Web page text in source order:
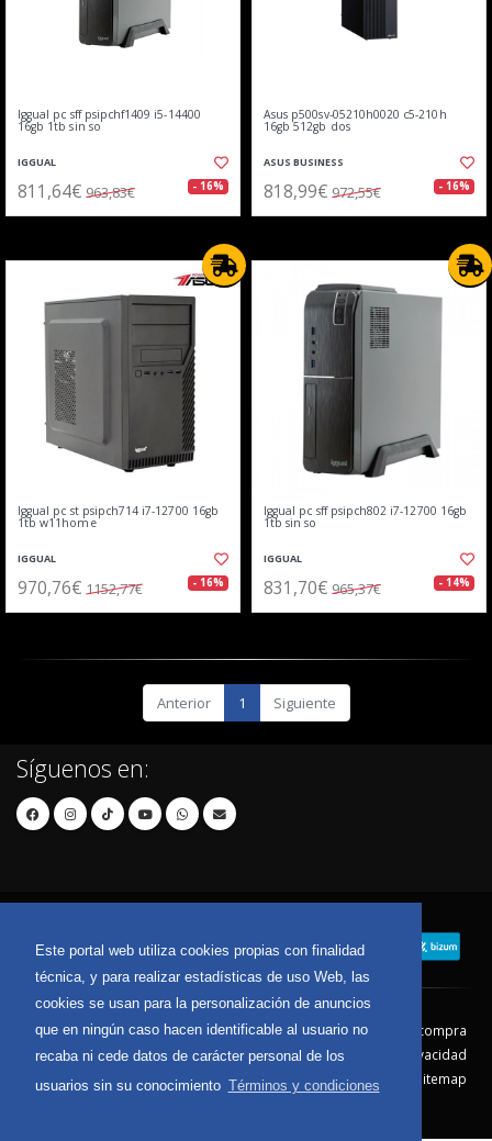
Este portal web utiliza cookies propias con finalidad
técnica, y para realizar estadísticas de uso Web, las
cookies se usan para la personalización de anuncios
que en ningún caso hacen identificable al usuario no
recaba ni cede datos de carácter personal de los
usuarios sin su conocimiento Términos y condiciones
Iggual pc sff psipchf1409 i5-14400
16gb 1tb sin so
IGGUAL
811,64€ 963,83€ - 16%
Asus p500sv-05210h0020 c5-210h
16gb 512gb dos
ASUS BUSINESS
818,99€ 972,55€ - 16%
Iggual pc st psipch714 i7-12700 16gb
1tb w11home
IGGUAL
970,76€ 1152,77€ - 16%
Iggual pc sff psipch802 i7-12700 16gb
1tb sin so
IGGUAL
831,70€ 965,37€ - 14%
Anterior 1 Siguiente
Síguenos en:
Contacto Aviso Legal
Condiciones de compra
Política de envíos
Política de devolución
Política de Privacidad
Política de Cookies
Sitemap